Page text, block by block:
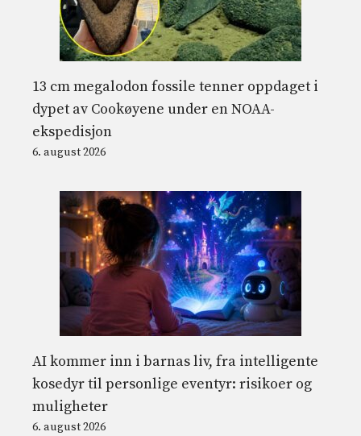
13 cm megalodon fossile tenner oppdaget i
dypet av Cookøyene under en NOAA-
ekspedisjon
6. august 2026
AI kommer inn i barnas liv, fra intelligente
kosedyr til personlige eventyr: risikoer og
muligheter
6. august 2026